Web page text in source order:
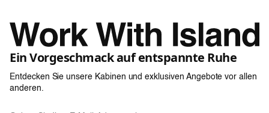
Ein Vorgeschmack auf entspannte Ruhe
Entdecken Sie unsere Kabinen und exklusiven Angebote vor allen
anderen.